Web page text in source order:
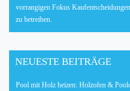
vorrangigen Fokus
zu betreiben.
NEUESTE BEITRÄGE
Pool mit Holz heizen: Holzofen &